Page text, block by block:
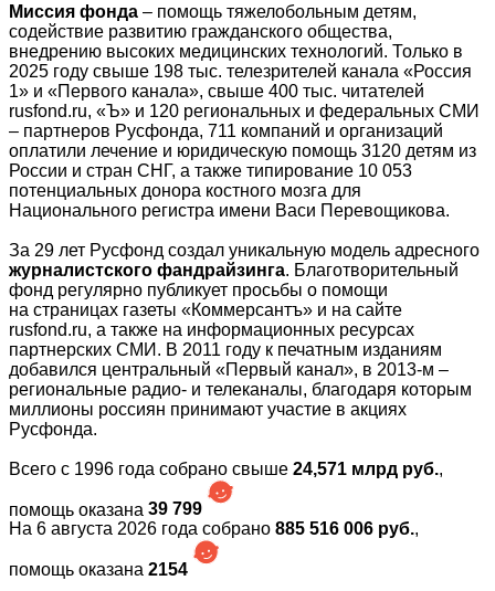
Миссия фонда – помощь тяжелобольным детям,
содействие развитию гражданского общества,
внедрению высоких медицинских технологий. Только в
2025 году свыше 198 тыс. телезрителей канала «Россия
1» и «Первого канала», свыше 400 тыс. читателей
rusfond.ru, «Ъ» и 120 региональных и федеральных СМИ
– партнеров Русфонда, 711 компаний и организаций
оплатили лечение и юридическую помощь 3120 детям из
России и стран СНГ, а также типирование 10 053
потенциальных донора костного мозга для
Национального регистра имени Васи Перевощикова.
За 29 лет Русфонд создал уникальную модель адресного
журналистского фандрайзинга. Благотворительный
фонд регулярно публикует просьбы о помощи
на страницах газеты «Коммерсантъ» и на сайте
rusfond.ru, а также на информационных ресурсах
партнерских СМИ. В 2011 году к печатным изданиям
добавился центральный «Первый канал», в 2013-м –
региональные радио- и телеканалы, благодаря которым
миллионы россиян принимают участие в акциях
Русфонда.
Всего с 1996 года собрано свыше 24,571 млрд руб.,
помощь оказана 39 799
На 6 августа 2026 года собрано 885 516 006 руб.,
помощь оказана 2154